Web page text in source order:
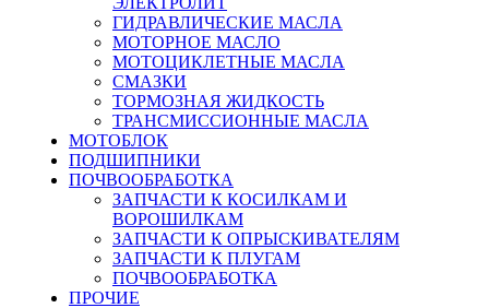
ГИДРАВЛИЧЕСКИЕ МАСЛА
МОТОРНОЕ МАСЛО
МОТОЦИКЛЕТНЫЕ МАСЛА
СМАЗКИ
ТОРМОЗНАЯ ЖИДКОСТЬ
ТРАНСМИССИОННЫЕ МАСЛА
МОТОБЛОК
ПОДШИПНИКИ
ПОЧВООБРАБОТКА
ЗАПЧАСТИ К КОСИЛКАМ И
ВОРОШИЛКАМ
ЗАПЧАСТИ К ОПРЫСКИВАТЕЛЯМ
ЗАПЧАСТИ К ПЛУГАМ
ПОЧВООБРАБОТКА
ПРОЧИЕ